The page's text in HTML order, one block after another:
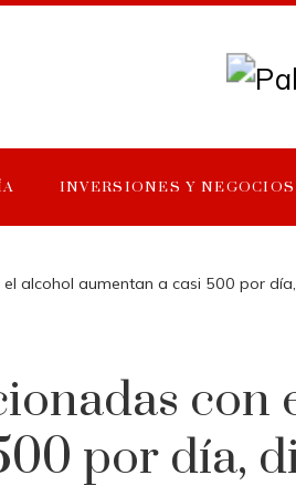
INVERSIONES Y NEGOCIOS
alcohol aumentan a casi 500 por
con
por día,